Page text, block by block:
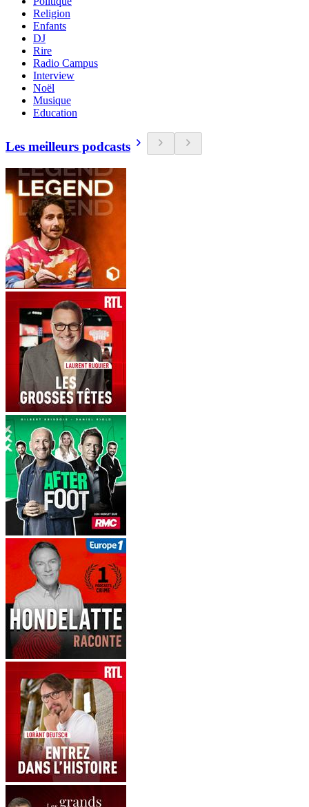
Religion
Enfants
DJ
Rire
Radio Campus
Interview
Noël
Musique
Education
Les meilleurs podcasts